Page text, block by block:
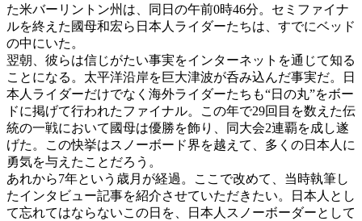
た米バーリントン州は、同日の午前0時46分。セミファイナ
ルを終えた國母和宏ら日本人ライダーたちは、すでにベッド
の中にいた。
翌朝、彼らは信じがたい事実をインターネットを通じて知る
ことになる。太平洋沿岸を巨大津波が呑み込んだ事実だ。日
本人ライダーだけでなく海外ライダーたちも“日の丸”をボー
ドに掲げて行われたファイナル。この年で29回目を数えた伝
統の一戦において國母は優勝を飾り、同大会2連覇を成し遂
げた。この快挙はスノーボード界を越えて、多くの日本人に
勇気を与えたことだろう。
あれから7年という歳月が経過。ここで改めて、当時執筆し
たインタビュー記事を紹介させていただきたい。日本人とし
て忘れてはならないこの日を、日本人スノーボーダーとして